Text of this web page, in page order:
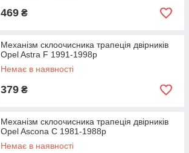
469 ₴
Механізм склоочисника трапеція двірників
Opel Astra F 1991-1998р
Немає в наявності
379 ₴
Механізм склоочисника трапеція двірників
Opel Ascona C 1981-1988р
Немає в наявності